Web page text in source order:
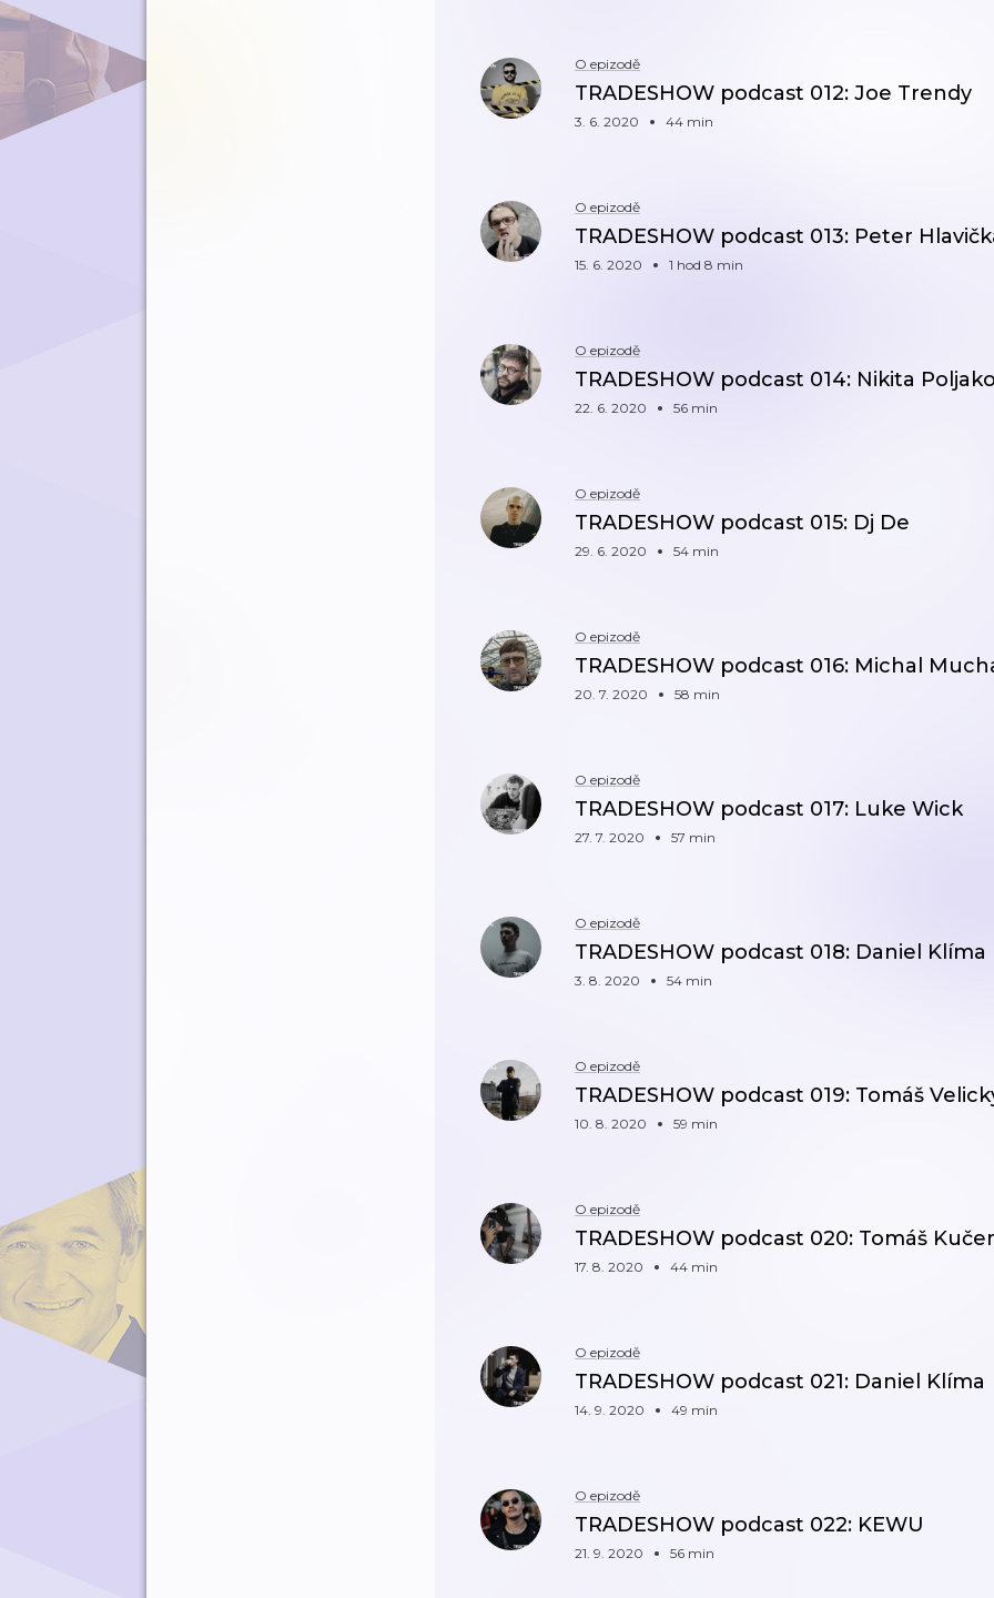
O epizodě
TRADESHOW podcast 012: Joe Trendy
3. 6. 2020 44 min
O epizodě
TRADESHOW podcast 013: Peter
15. 6. 2020 1 hod 8 min
O epizodě
TRADESHOW podcast 014: Nikita
22. 6. 2020 56 min
O epizodě
TRADESHOW podcast 015: Dj De
29. 6. 2020 54 min
O epizodě
TRADESHOW podcast 016: Michal
20. 7. 2020 58 min
O epizodě
TRADESHOW podcast 017: Luke Wick
27. 7. 2020 57 min
O epizodě
TRADESHOW podcast 018: Daniel Klíma
3. 8. 2020 54 min
O epizodě
TRADESHOW podcast 019: Tomáš
10. 8. 2020 59 min
O epizodě
TRADESHOW podcast 020: Tomáš
17. 8. 2020 44 min
O epizodě
TRADESHOW podcast 021: Daniel Klíma
14. 9. 2020 49 min
O epizodě
TRADESHOW podcast 022: KEWU
21. 9. 2020 56 min